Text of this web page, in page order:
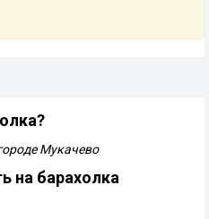
Мукачево
на барахолка